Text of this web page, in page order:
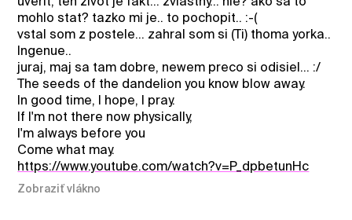
mohlo stat? tazko mi je.. to pochopit.. :-(
vstal som z postele... zahral som si (Ti) thoma yorka..
Ingenue..
juraj, maj sa tam dobre, newem preco si odisiel... :/
The seeds of the dandelion you know blow away.
In good time, I hope, I pray.
If I'm not there now physically,
I'm always before you
Come what may.
https://www.youtube.com/watch?v=P_dpbetunHc
Zobraziť vlákno